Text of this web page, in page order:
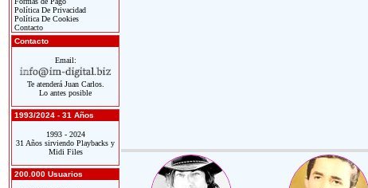
Política De Privacidad
Política De Cookies
Contacto
Contacto
Email:
Te atenderá Juan Carlos.
Lo antes posible
1993/2024 - 31 Años
1993 - 2024
31 Años sirviendo Playbacks y
Midi Files
200.000 Usuarios